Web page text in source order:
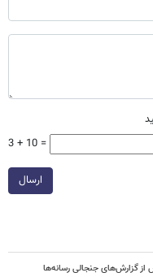
3 + 10 =
ارسال
گزارش‌های جنجالی رسانه‌ها